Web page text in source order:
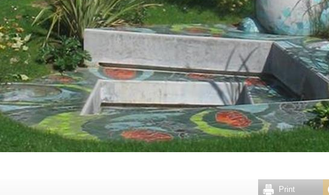
Print